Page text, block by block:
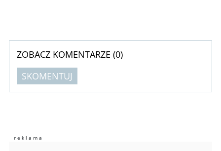
ZOBACZ KOMENTARZE (0)
SKOMENTUJ
Imię (Wymagane)